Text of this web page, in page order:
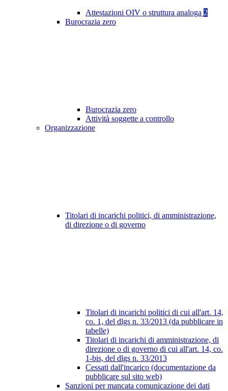
Attestazioni OIV o struttura analoga 2
Burocrazia zero
Burocrazia zero
Attività soggette a controllo
Organizzazione
Titolari di incarichi politici, di amministrazione,
di direzione o di governo
Titolari di incarichi politici di cui all'art. 14,
co. 1, del dlgs n. 33/2013 (da pubblicare in
tabelle)
Titolari di incarichi di amministrazione, di
direzione o di governo di cui all'art. 14, co.
1-bis, del dlgs n. 33/2013
Cessati dall'incarico (documentazione da
pubblicare sul sito web)
Sanzioni per mancata comunicazione dei dati